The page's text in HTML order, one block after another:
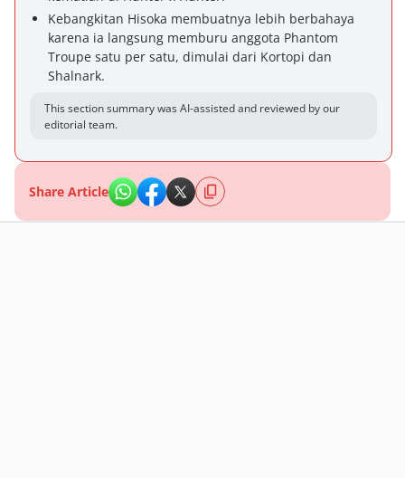
Kebangkitan Hisoka membuatnya lebih berbahaya
karena ia langsung memburu anggota Phantom
Troupe satu per satu, dimulai dari Kortopi dan
Shalnark.
This section summary was AI-assisted and reviewed by our
editorial team.
Share Article